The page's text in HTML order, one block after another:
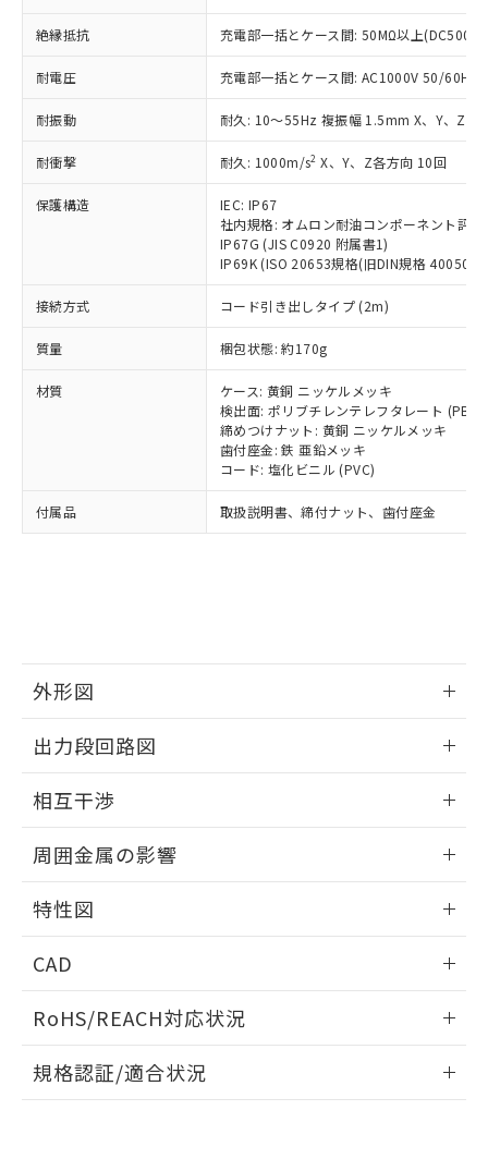
絶縁抵抗 充電部一括とケース間: 50MΩ以上(DC500V
耐電圧 充電部一括とケース間: AC1000V 50/60Hz
耐振動 耐久: 10～55Hz 複振幅 1.5mm X、Y、Z各
耐衝撃 耐久: 1000m/s2 X、Y、Z各方向 10回
保護構造
IEC: IP67
社内規格: オムロン耐油コンポーネント評
IP67G (JIS C0920 附属書1)
IP69K (ISO 20653規格(旧DIN規格 40050
接続方式 コード引き出しタイプ (2m)
質量 梱包状態: 約170g
材質
ケース: 黄銅 ニッケルメッキ
検出面: ポリブチレンテレフタレート (PBT)
締めつけナット: 黄銅 ニッケルメッキ
歯付座金: 鉄 亜鉛メッキ
コード: 塩化ビニル (PVC)
付属品 取扱説明書、締付ナット、歯付座金
外形図
外形図
出力段回路図
出力段回路図
相互干渉
相互干渉
A: 200mm以上、B: 120mm以上
周囲金属の影響
周囲金属の影響
特性図
検出物体の大きさと材質による影響
CAD
ドすることができます。
ログイン/会員登録
RoHS/REACH対応状況
EU RoHS 注意事項・凡例
規格認証/適合状況
ことをご了承ください。
在庫状況および標準価格照会結果は、
記載している更新日時点での社内デー
タに基づき作成されるものであり、閲
覧された時点での実際の在庫および標
準価格とは異なる場合があることをご
了承ください。
正式な納期状況および標準価格はお客
様のお取引先、またはお客様担当のオ
ムロン制御機器販売店・当社販売員に
ご相談ください。
オムロン制御機器販売店や当社販売拠
販売ネットワーク
」をご確認
在庫状況および標準価格結果を当社の
事前の承諾なく第三者に漏洩または開
示しないようお願いします。
マイパーツ機能（部品リスト作成サー
ビス）をご利用いただくには、I-Web
メンバーズにご登録されている必要が
お客様が当ウェブサイト上で当社にご
登録された部品リストについて、当社
の共同利用に関して"
の「1.共同利
いたものが、含有品と判明した場合などや
むを得ず変更することがあります。
*EU RoHS指令（10物質）：
鉛(Pb) 1000ppm以下、 水銀(Hg) 1000ppm以下、 カド
ミウム(Cd) 100ppm以下、
六価クロム(Cr(Ⅵ)) 1000ppm以下、ポリ臭化ビフェニル
類(PBB) 1000ppm以下、ポリ臭化ジフェニルエーテル類
(PBDE) 1000ppm以下、フタル酸ビス(2-エチルヘキシ
ル) (DEHP)(別名：DOP) 1000ppm以下、フタル酸ブチ
ルベンジル（BBP） 1000ppm以下、フタル酸ジブチル
（DBP） 1000ppm以下、フタル酸ジイソブチル
但し、RoHS指令で産業用監視および制御機器に対する
フタル酸エステル類の４物質については閾値を超える意
部品在庫の切り替え状況などにより、予定
月が前後することがあります。
※3 非含有証明書ダウンロード
※本証明書は発行日時点で非含有を証明す
るもので、過去に遡って非含有を証明する
ものではありません。
また、RoHS指令のフタル酸エステル類４
物質の対応では、対応完了までの期間は出
荷製品に未対応品が混在することから備考
欄に対応日を記載しておりました。
していることから、特段のことがない限
り、2022年1月12日より割愛しておりま
す。
基準値を超えていることを示します。
「－」：未確認です。当社販売部門へお問
い合わせください。
*中国RoHS10物質の基準値 (GB/T26572)：
Pb(鉛) :1000ppm、 Hg(水銀) : 1000ppm、 Cd(カドミウ
Cr(Ⅵ)(六価クロム) : 1000ppm、 PBBs(ポリ臭化ビフェ
ニル類) : 1000ppm、 PBDEs(ポリ臭化ジフェニルエーテ
DBP(フタル酸ジブチル) : 1000ppm、 DIBP(フタル酸ジ
イソブチル) : 1000ppm、 BBP(フタル酸ブチルベンジ
DEHP(フタル酸ビス(2-エチルヘキシル)) : 1000ppm
※2 環境保護使用期限
「ｅ」：有害物質（10物質）のすべてが基
準値以下であることを示します。
「10」：通常の使用状況下において有害物
質が外部に漏えいし、環境に深刻な影響を
及ぼさない年数を意味します。
「－」：未確認です。当社販売部門へお問
い合わせください。
当社は、これら貴社製品のうち、外国
為替および外国貿易法に定める商品
（以下｢規制貨物等」という）を輸出
または国外への提供する場合は、日本
国政府の輸出許可(または役務取引許
可)を取得するなどの必要な手続きを
当社は規制貨物を破棄する場合は、完
全に破砕するなど、違法に輸出されな
いよう必要な手段を講じます。
当社は貴社製品を、核兵器、ミサイ
ル、化学兵器、生物兵器またはその他
武器並びにこれらの製造装置等に一切
使用いたしません。
当社は、貴社製品を第三者に販売する
場合は、上記1、2および3の内容を当
該第三者に通知します。また当社は、
販売先および販売に係わる関係者が違
法に輸出するおそれがある場合は、取
り引きをいたしません。
一定数以上の在庫あり
一定数には満たないが在庫あり
在庫なし(最新の在庫状況につ
いては、お客様のお取引先、ま
たはお客様担当のオムロン制御
機器販売店・当社販売員にご確
認ください)
受注生産機種、また在庫状況の
情報を公開していない機種